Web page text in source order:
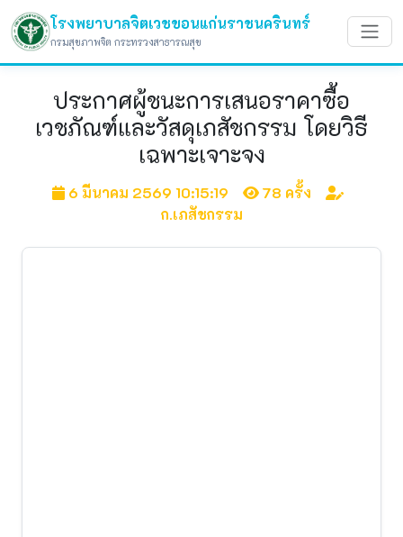
โรงพยาบาลจิตเวชขอนแก่นราชนครินทร์
กรมสุขภาพจิต กระทรวงสาธารณสุข
ประกาศผู้ชนะการเสนอราคาซื้อ
เวชภัณฑ์และวัสดุเภสัชกรรม โดยวิธี
เฉพาะเจาะจง
6 มีนาคม 2569 10:15:19
78 ครั้ง
ก.เภสัชกรรม